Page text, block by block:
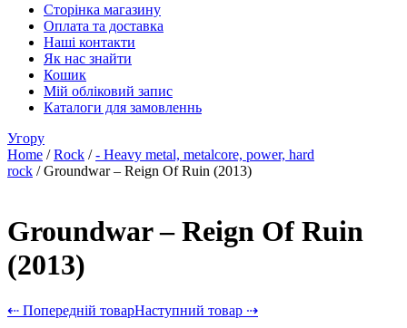
Сторінка магазину
Оплата та доставка
Наші контакти
Як нас знайти
Кошик
Мій обліковий запис
Каталоги для замовленнь
Угору
Home /Rock /- Heavy metal, metalcore, power, hard
rock / Groundwar – Reign Of Ruin (2013)
Groundwar – Reign Of Ruin
(2013)
⇠ Попередній товарНаступний товар ⇢